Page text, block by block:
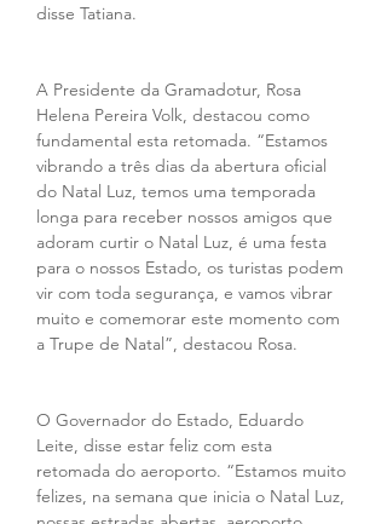
disse Tatiana.
A Presidente da Gramadotur, Rosa
Helena Pereira Volk, destacou como
fundamental esta retomada. “Estamos
vibrando a três dias da abertura oficial
do Natal Luz, temos uma temporada
longa para receber nossos amigos que
adoram curtir o Natal Luz, é uma festa
para o nossos Estado, os turistas podem
vir com toda segurança, e vamos vibrar
muito e comemorar este momento com
a Trupe de Natal”, destacou Rosa.
O Governador do Estado, Eduardo
Leite, disse estar feliz com esta
retomada do aeroporto. “Estamos muito
felizes, na semana que inicia o Natal Luz,